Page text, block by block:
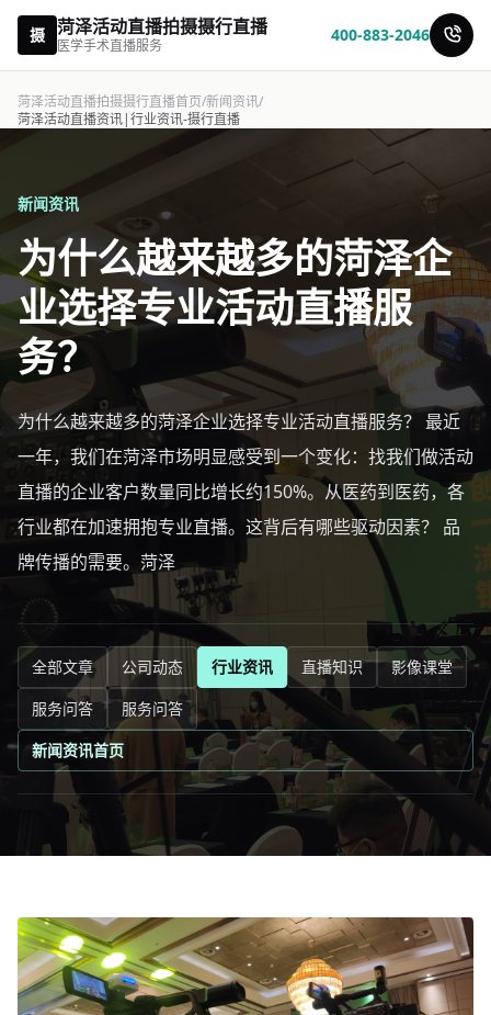
摄 菏泽活动直播拍摄摄行直播
医学手术直播服务
400-883-2046
菏泽活动直播拍摄摄行直播首页/新闻资讯/
菏泽活动直播资讯|行业资讯-摄行直播
新闻资讯
为什么越来越多的菏泽企
业选择专业活动直播服
务？
为什么越来越多的菏泽企业选择专业活动直播服务？ 最近
一年，我们在菏泽市场明显感受到一个变化：找我们做活动
直播的企业客户数量同比增长约150%。从医药到医药，各
行业都在加速拥抱专业直播。这背后有哪些驱动因素？ 品
牌传播的需要。菏泽
全部文章 公司动态 行业资讯 直播知识
影像课堂
服务问答
服务问答
新闻资讯首页